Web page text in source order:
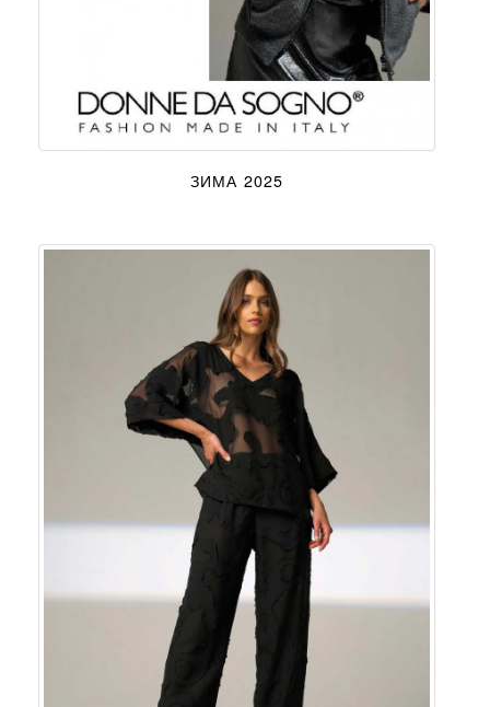
ЗИМА 2025